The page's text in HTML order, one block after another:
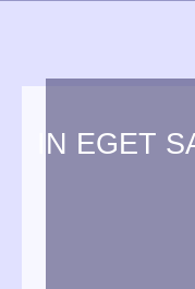
IN EGET